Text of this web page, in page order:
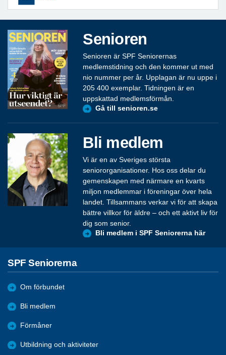
Senioren
Senioren är SPF Seniorernas
medlemstidning och den kommer ut med
nio nummer per år. Upplagan är nu uppe i
205 400 exemplar. Tidningen är en
uppskattad medlemsförmån.
Gå till senioren.se
Bli medlem
Vi är en av Sveriges största
seniororganisationer. Hos oss delar du
gemenskapen med närmare en kvarts
miljon medlemmar i föreningar över hela
landet. Tillsammans verkar vi för att skapa
bättre villkor för äldre – och ett aktivt liv för
dig som senior.
Bli medlem i SPF Seniorerna här
SPF Seniorerna
Om förbundet
Bli medlem
Förmåner
Utbildning och aktiviteter